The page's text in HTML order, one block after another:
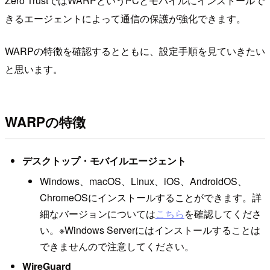
きるエージェントによって通信の保護が強化できます。
WARPの特徴を確認するとともに、設定手順を見ていきたい
と思います。
WARPの特徴
デスクトップ・モバイルエージェント
Windows、macOS、Linux、iOS、AndroidOS、
ChromeOSにインストールすることができます。詳
細なバージョンについてはこちらを確認してくださ
い。※Windows Serverにはインストールすることは
できませんので注意してください。
WireGuard